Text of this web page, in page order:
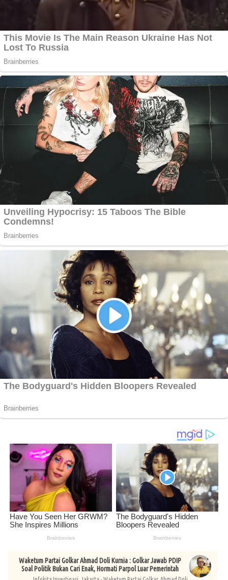
Waketum Partai Golkar Ahmad Doli Kurnia : Golkar Jawab PDIP
Soal Politik Bukan Cari Enak, Hormati Parpol Luar Pemerintah